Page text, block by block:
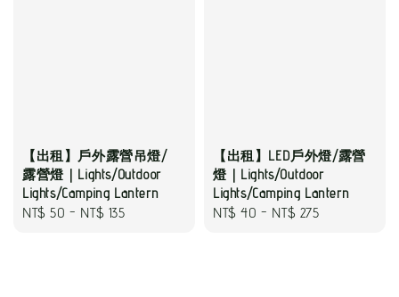
【出租】戶外露營吊燈/
露營燈｜Lights/Outdoor
Lights/Camping Lantern
Regular
NT$ 50 - NT$ 135
【出租】LED戶外燈/露營
燈｜Lights/Outdoor
Lights/Camping Lantern
Regular
NT$ 40 - NT$ 275